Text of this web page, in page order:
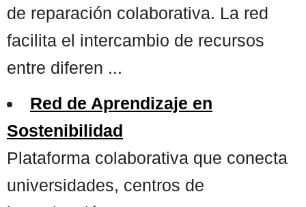
de reparación colaborativa. La red
facilita el intercambio de recursos
entre diferen ...
Red de Aprendizaje en
Sostenibilidad
Plataforma colaborativa que conecta
universidades, centros de